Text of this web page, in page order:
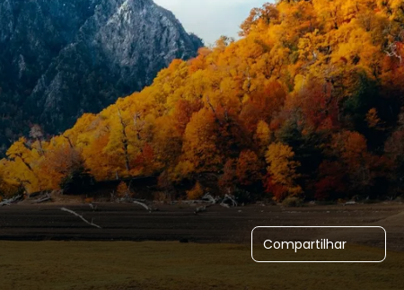
Compartilhar